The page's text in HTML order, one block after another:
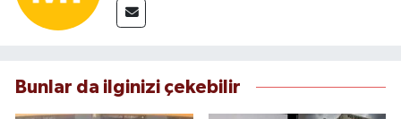
Bunlar da ilginizi çekebilir